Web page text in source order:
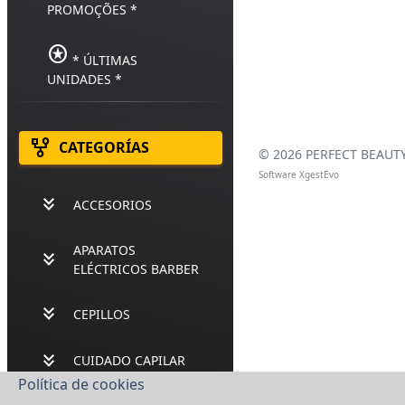
PROMOÇÕES *
stars * ÚLTIMAS
UNIDADES *
family_history CATEGORÍAS
keyboard_double_arrow_down ACCESORIOS
keyboard_double_arrow_down
APARATOS
ELÉCTRICOS BARBER
keyboard_double_arrow_down CEPILLOS
keyboard_double_arrow_down CUIDADO CAPILAR
© 2026 PERFECT
Software XgestEvo
Política de cookies